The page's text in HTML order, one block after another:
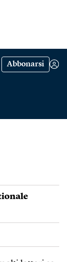
Abbonarsi